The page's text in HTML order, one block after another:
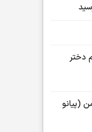
دختر
(پیانو